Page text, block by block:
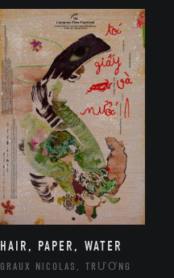
HAIR, PAPER, WATER
GRAUX NICOLAS, TRƯƠNG